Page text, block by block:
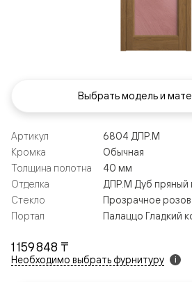
1 159 848 ₸
Необходимо выбрать фурнитуру i
Артикул
6804 ДПР.М
Кромка
Обычная
Толщина полотна
40 мм
Отделка
ДПР.М Дуб пряный
Стекло
Прозрачное
Портал
Палаццо Гладкий
Выбрать модель и